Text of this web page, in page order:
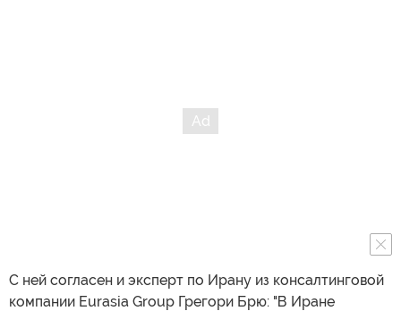
С ней согласен и эксперт по Ирану из консалтинговой
компании Eurasia Group Грегори Брю: "В Иране